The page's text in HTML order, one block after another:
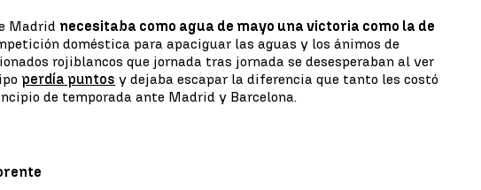
Madrid necesitaba como agua de mayo una victoria como la de
doméstica para apaciguar las aguas y los ánimos de
rojiblancos que jornada tras jornada se desesperaban al ver
perdía puntos y dejaba escapar la diferencia que tanto les costó
de temporada ante Madrid y Barcelona.